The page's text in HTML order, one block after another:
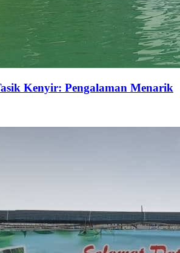
Kenyir: Pengalaman Menarik